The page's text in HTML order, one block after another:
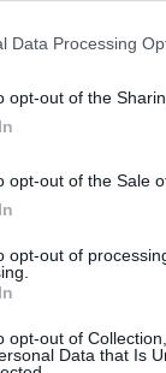
Data Processing
opt-out of the
opt-out of the Sale
opt-out of
opt-out of
Data that Is
progetto
e
residenti e